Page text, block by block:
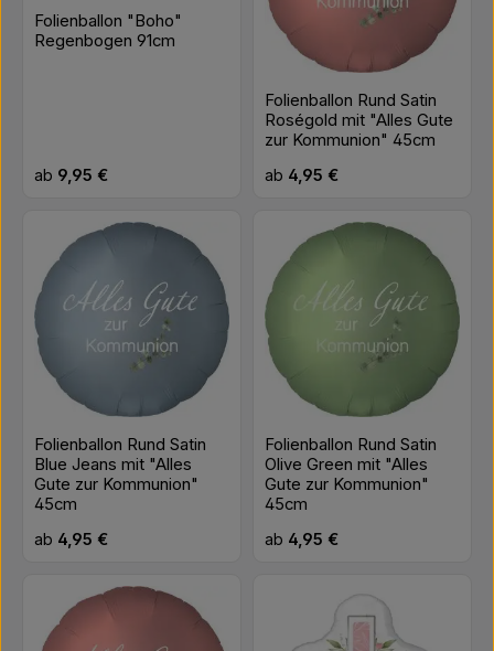
Folienballon "Boho"
Regenbogen 91cm
Regulärer Preis:
ab 9,95 €
Folienballon Rund Satin
Roségold mit "Alles Gute
zur Kommunion" 45cm
Regulärer Preis:
ab 4,95 €
Folienballon Rund Satin
Blue Jeans mit "Alles
Gute zur Kommunion"
45cm
Regulärer Preis:
ab 4,95 €
Folienballon Rund Satin
Olive Green mit "Alles
Gute zur Kommunion"
45cm
Regulärer Preis:
ab 4,95 €